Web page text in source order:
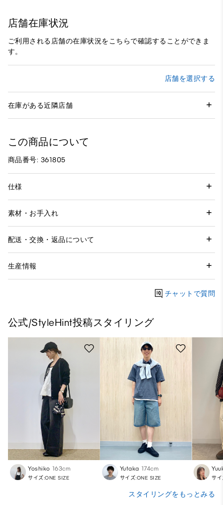
店舗在庫状況
ご利用される店舗の在庫状況をこちらで確認することができま
す。
店舗を選択する
在庫がある近隣店舗
この商品について
商品番号: 361805
仕様
素材・お手入れ
配送・交換・返品について
生産情報
チャットで質問
公式/StyleHint投稿スタイリング
Yoshiko 163cm
サイズ:ONE SIZE
Yutaka 174cm
サイズ:ONE SIZE サ
スタイリングをもっとみる